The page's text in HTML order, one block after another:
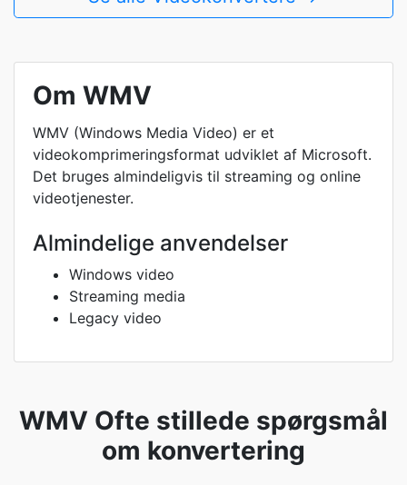
Om WMV
WMV (Windows Media Video) er et
videokomprimeringsformat udviklet af Microsoft.
Det bruges almindeligvis til streaming og online
videotjenester.
Almindelige anvendelser
Windows video
Streaming media
Legacy video
WMV Ofte stillede spørgsmål
om konvertering